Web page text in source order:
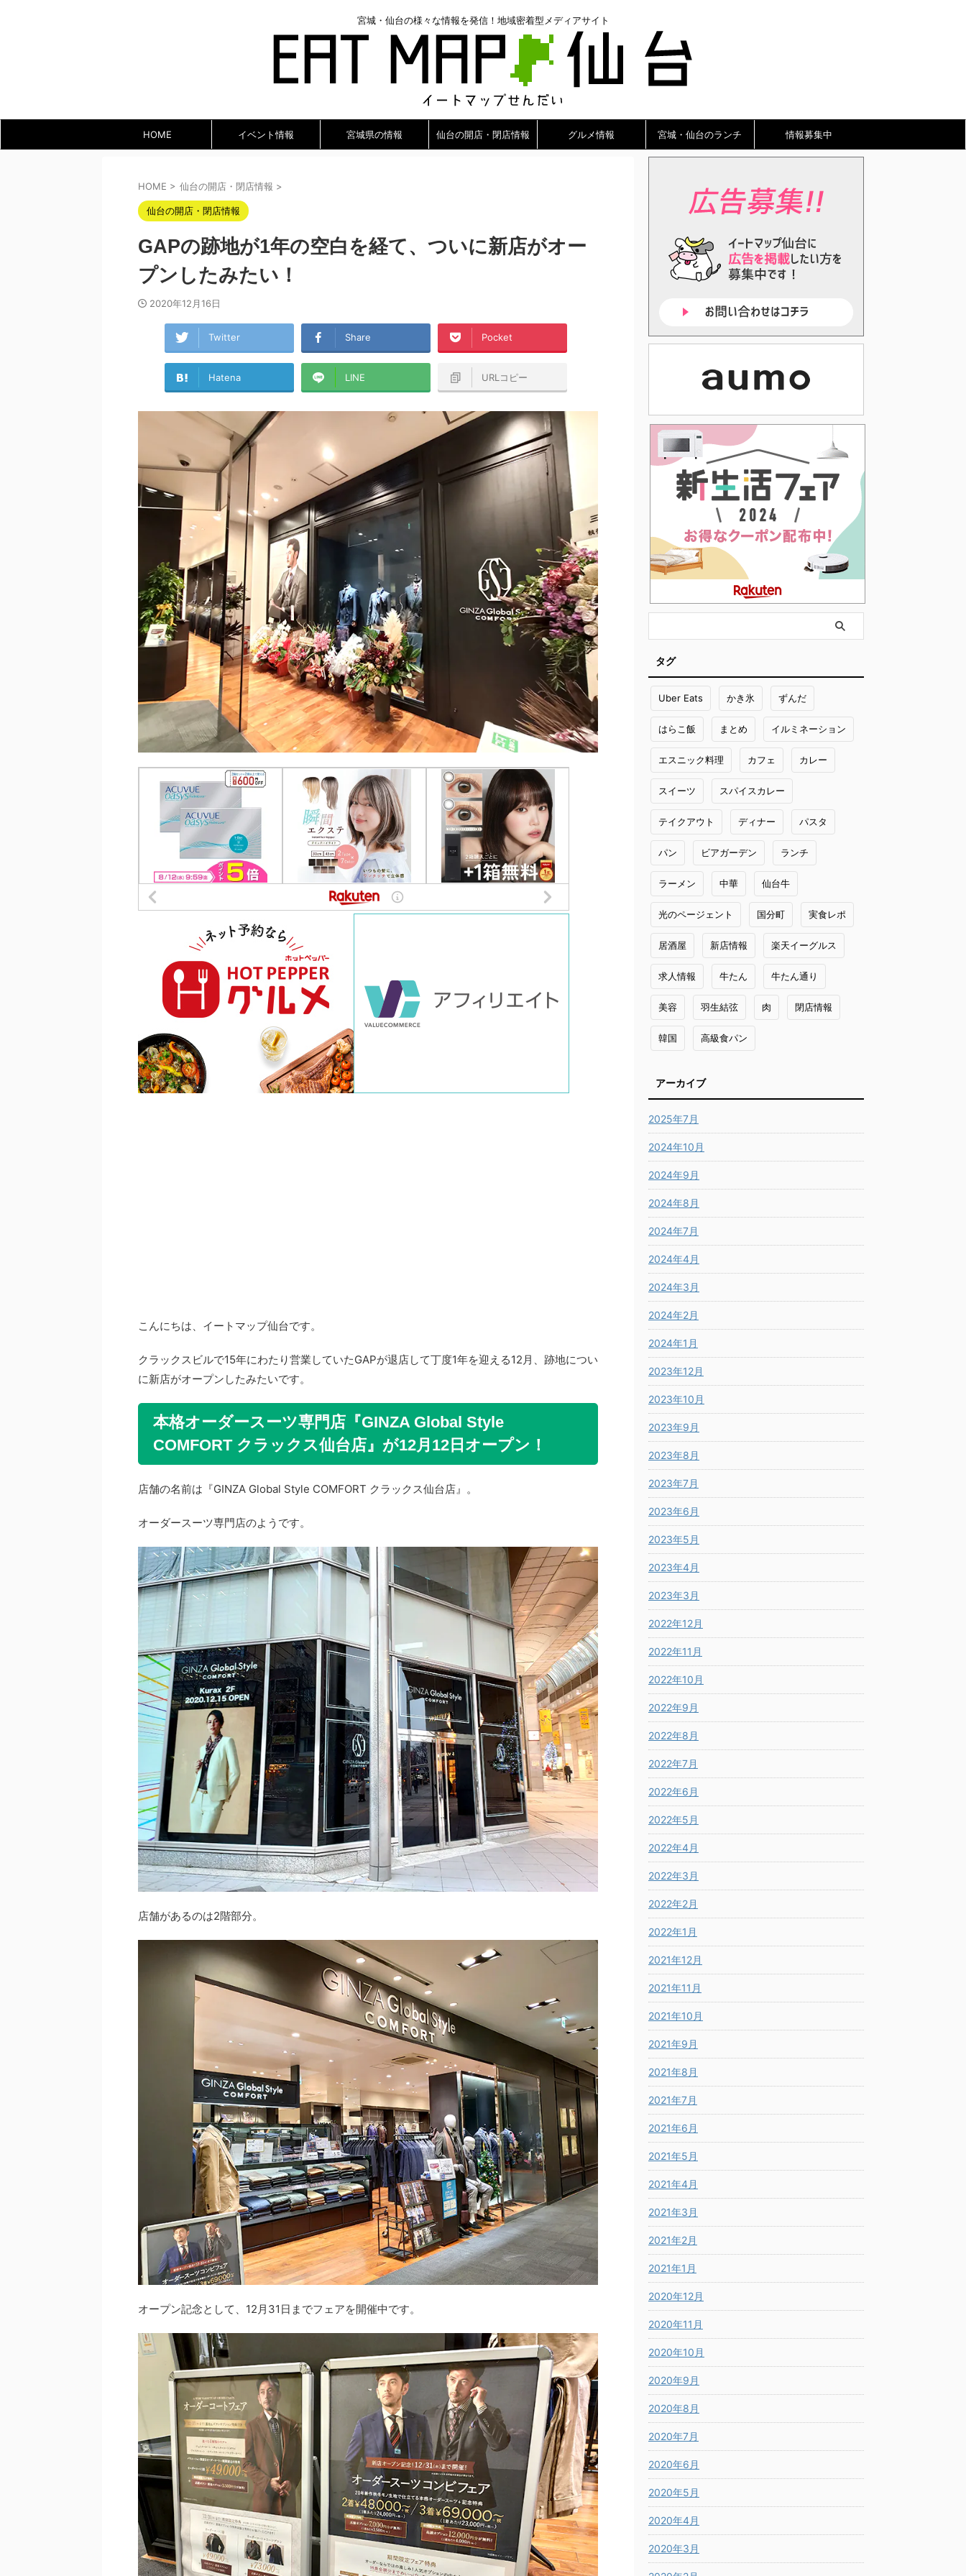
宮城・仙台の様々な情報を発信！地域密着型メディアサイト
HOME イベント情報 宮城県の情報 仙台の開店・閉店情報 グルメ情報 宮城・仙台のランチ 情報募集中
HOME > 仙台の開店・閉店情報 >
仙台の開店・閉店情報
GAPの跡地が1年の空白を経て、ついに新店がオー
プンしたみたい！
2020年12月16日
Twitter Share Pocket
Hatena LINE URLコピー
こんにちは、イートマップ仙台です。
クラックスビルで15年にわたり営業していたGAPが退店して丁度1年を迎える12月、跡地につい
に新店がオープンしたみたいです。
本格オーダースーツ専門店『GINZA Global Style
COMFORT クラックス仙台店』が12月12日オープン！
店舗の名前は『GINZA Global Style COMFORT クラックス仙台店』。
オーダースーツ専門店のようです。
店舗があるのは2階部分。
オープン記念として、12月31日までフェアを開催中です。
タグ
Uber Eats かき氷 ずんだ
はらこ飯 まとめ イルミネーション
エスニック料理 カフェ カレー
スイーツ スパイスカレー
テイクアウト ディナー パスタ
パン ビアガーデン ランチ
ラーメン 中華 仙台牛
光のページェント 国分町 実食レポ
居酒屋 新店情報 楽天イーグルス
求人情報 牛たん 牛たん通り
美容 羽生結弦 肉 閉店情報
韓国 高級食パン
アーカイブ
2025年7月
2024年10月
2024年9月
2024年8月
2024年7月
2024年4月
2024年3月
2024年2月
2024年1月
2023年12月
2023年10月
2023年9月
2023年8月
2023年7月
2023年6月
2023年5月
2023年4月
2023年3月
2022年12月
2022年11月
2022年10月
2022年9月
2022年8月
2022年7月
2022年6月
2022年5月
2022年4月
2022年3月
2022年2月
2022年1月
2021年12月
2021年11月
2021年10月
2021年9月
2021年8月
2021年7月
2021年6月
2021年5月
2021年4月
2021年3月
2021年2月
2021年1月
2020年12月
2020年11月
2020年10月
2020年9月
2020年8月
2020年7月
2020年6月
2020年5月
2020年4月
2020年3月